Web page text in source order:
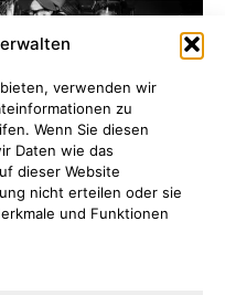
verwenden wir
zu
Wenn Sie diesen
Daten wie das
dieser Website
nicht erteilen oder sie
und Funktionen